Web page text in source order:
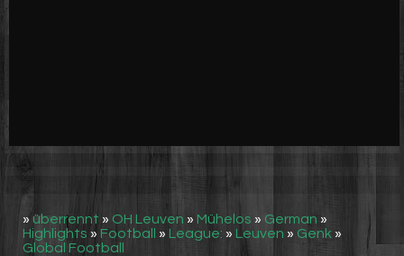
» überrennt » OH Leuven » Mühelos » German »
Highlights » Football » League: » Leuven » Genk »
Global Football